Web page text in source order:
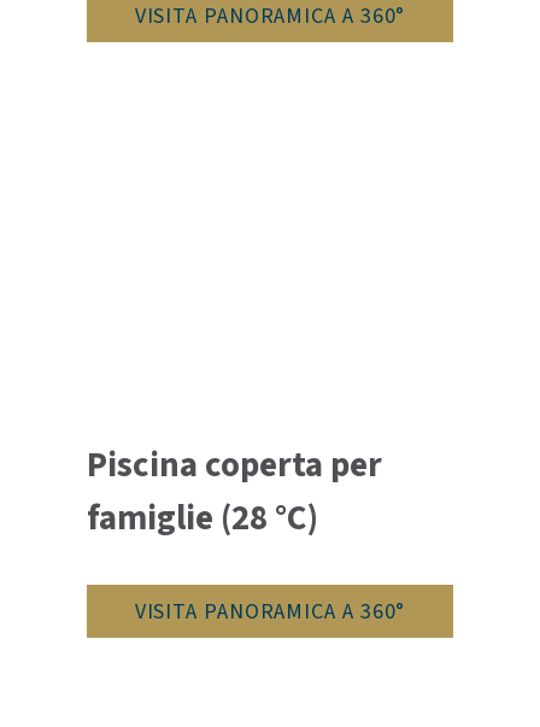
VISITA PANORAMICA A 360°
Piscina coperta per
famiglie (28 °C)
VISITA PANORAMICA A 360°